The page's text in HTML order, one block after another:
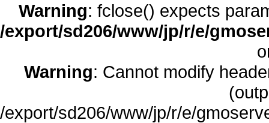
Warning: fclose() expects
/export/sd206/www/jp/r/e/
Warning: Cannot modify
/export/sd206/www/jp/r/e/